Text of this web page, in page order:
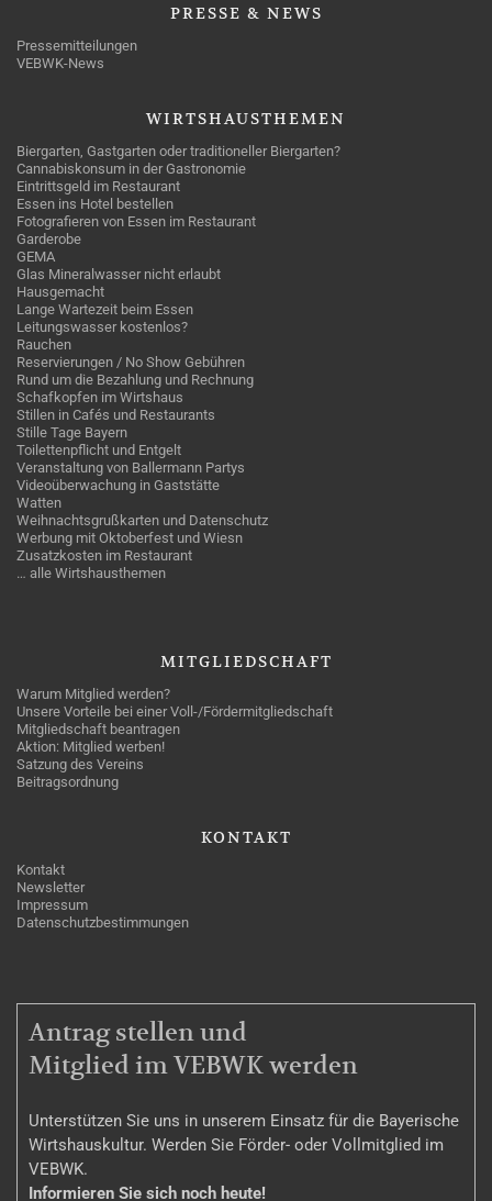
PRESSE & NEWS
Pressemitteilungen
VEBWK-News
WIRTSHAUSTHEMEN
Biergarten, Gastgarten oder traditioneller Biergarten?
Cannabiskonsum in der Gastronomie
Eintrittsgeld im Restaurant
Essen ins Hotel bestellen
Fotografieren von Essen im Restaurant
Garderobe
GEMA
Glas Mineralwasser nicht erlaubt
Hausgemacht
Lange Wartezeit beim Essen
Leitungswasser kostenlos?
Rauchen
Reservierungen / No Show Gebühren
Rund um die Bezahlung und Rechnung
Schafkopfen im Wirtshaus
Stillen in Cafés und Restaurants
Stille Tage Bayern
Toilettenpflicht und Entgelt
Veranstaltung von Ballermann Partys
Videoüberwachung in Gaststätte
Watten
Weihnachtsgrußkarten und Datenschutz
Werbung mit Oktoberfest und Wiesn
Zusatzkosten im Restaurant
… alle Wirtshausthemen
MITGLIEDSCHAFT
Warum Mitglied werden?
Unsere Vorteile bei einer Voll-/Fördermitgliedschaft
Mitgliedschaft beantragen
Aktion: Mitglied werben!
Satzung des Vereins
Beitragsordnung
KONTAKT
Kontakt
Newsletter
Impressum
Datenschutzbestimmungen
MITGLIEDSCHAFT
Antrag stellen und
Mitglied im VEBWK werden
Unterstützen Sie uns in unserem Einsatz für die Bayerische
Wirtshauskultur. Werden Sie Förder- oder Vollmitglied im
VEBWK.
Informieren Sie sich noch heute!